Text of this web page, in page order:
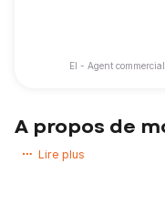
EI - Agent
A propos de
Vous avez un projet
Lire plus